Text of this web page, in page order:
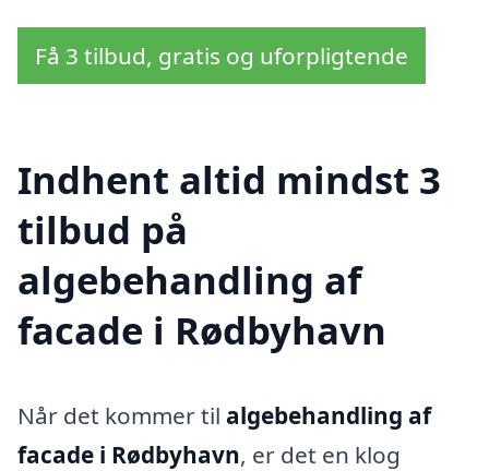
Få 3 tilbud, gratis og uforpligtende
Indhent altid mindst 3
tilbud på
algebehandling af
facade i Rødbyhavn
Når det kommer til algebehandling af
facade i Rødbyhavn, er det en klog